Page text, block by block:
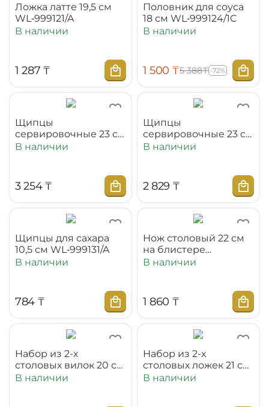
Ложка латте 19,5 см
WL‑999121/A
В наличии
1 287 ₸
Половник для соуса
18 см WL‑999124/1C
В наличии
1 500 ₸5 388₸ -72%
Щипцы
сервировочные 23 см
WL‑999126/1C в
В наличии
3 254 ₸
Щипцы
сервировочные 23 см
WL‑999126/A
В наличии
2 829 ₸
Щипцы для сахара
10,5 см WL‑999131/A
В наличии
‍784‍ ₸
Нож столовый 22 см
на блистере
WL‑999100/1B
В наличии
1 860 ₸
Набор из 2-х
столовых вилок 20 см
на блистере
В наличии
Набор из 2-х
столовых ложек 21 см
на блистере
В наличии